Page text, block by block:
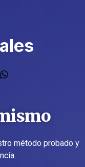
método probado y